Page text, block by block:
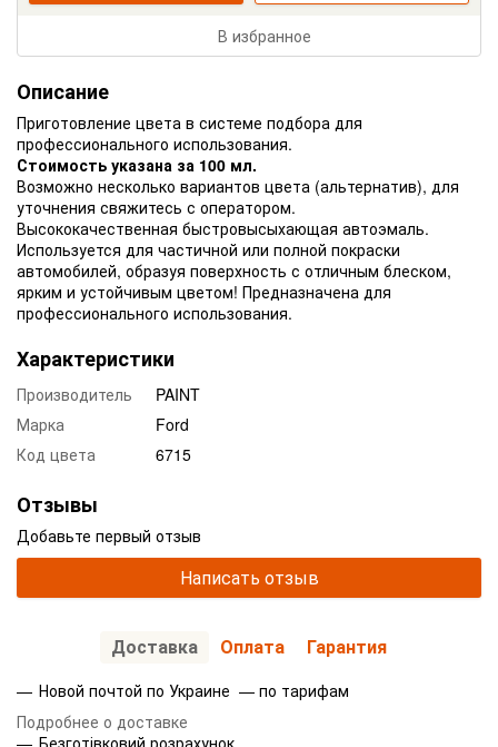
В избранное
Описание
Приготовление цвета в системе подбора для
профессионального использования.
Стоимость указана за 100 мл.
Возможно несколько вариантов цвета (альтернатив), для
уточнения свяжитесь с оператором.
Высококачественная быстровысыхающая автоэмаль.
Используется для частичной или полной покраски
автомобилей, образуя поверхность с отличным блеском,
ярким и устойчивым цветом! Предназначена для
профессионального использования.
Характеристики
Производитель
PAINT
Марка
Ford
Код цвета
6715
Отзывы
Добавьте первый отзыв
Написать отзыв
Доставка Оплата Гарантия
Новой почтой по Украине — по тарифам
Подробнее о доставке
Безготівковий розрахунок